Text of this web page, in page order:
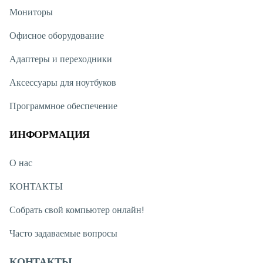
актуальным решением на долгое время.
Мониторы
Офисное оборудование
Адаптеры и переходники
Аксессуары для ноутбуков
Программное обеспечение
ИНФОРМАЦИЯ
О нас
КОНТАКТЫ
Собрать свой компьютер онлайн!
Часто задаваемые вопросы